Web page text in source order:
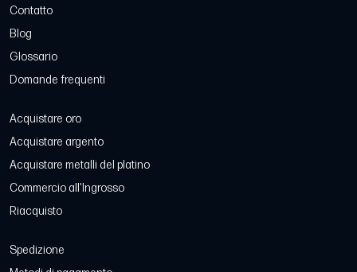
Contatto
Blog
Glossario
Domande frequenti
Acquistare oro
Acquistare argento
Acquistare metalli del platino
Commercio all'Ingrosso
Riacquisto
Spedizione